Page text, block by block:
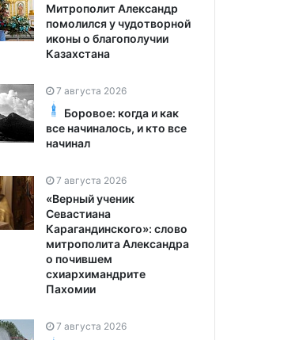
Митрополит Александр
помолился у чудотворной
иконы о благополучии
Казахстана
7 августа 2026
Боровое: когда и как
все начиналось, и кто все
начинал
7 августа 2026
«Верный ученик
Севастиана
Карагандинского»: слово
митрополита Александра
о почившем
схиархимандрите
Пахомии
7 августа 2026